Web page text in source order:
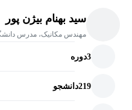
سید بهنام بیژن پور
مهندس مکانیک، مدرس
3دوره
219دانشجو